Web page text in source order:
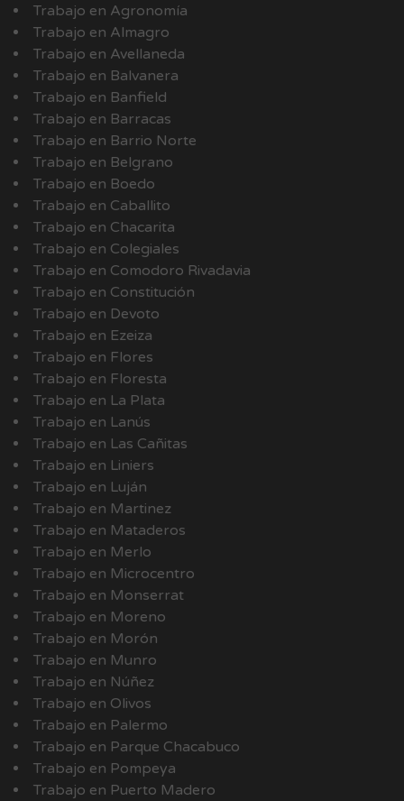
Trabajo en Agronomía
Trabajo en Almagro
Trabajo en Avellaneda
Trabajo en Balvanera
Trabajo en Banfield
Trabajo en Barracas
Trabajo en Barrio Norte
Trabajo en Belgrano
Trabajo en Boedo
Trabajo en Caballito
Trabajo en Chacarita
Trabajo en Colegiales
Trabajo en Comodoro Rivadavia
Trabajo en Constitución
Trabajo en Devoto
Trabajo en Ezeiza
Trabajo en Flores
Trabajo en Floresta
Trabajo en La Plata
Trabajo en Lanús
Trabajo en Las Cañitas
Trabajo en Liniers
Trabajo en Luján
Trabajo en Martinez
Trabajo en Mataderos
Trabajo en Merlo
Trabajo en Microcentro
Trabajo en Monserrat
Trabajo en Moreno
Trabajo en Morón
Trabajo en Munro
Trabajo en Núñez
Trabajo en Olivos
Trabajo en Palermo
Trabajo en Parque Chacabuco
Trabajo en Pompeya
Trabajo en Puerto Madero